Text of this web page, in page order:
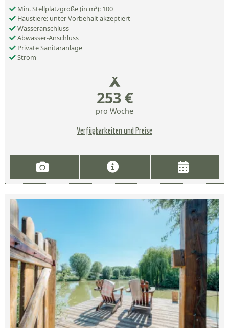
Min. Stellplatzgröße (in m²): 100
Haustiere: unter Vorbehalt akzeptiert
Wasseranschluss
Abwasser-Anschluss
Private Sanitäranlage
Strom
253 €
pro Woche
Verfügbarkeiten und Preise